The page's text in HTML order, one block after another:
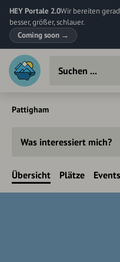
HEY Portale 2.0Wir bereiten
besser, größer, schlauer.
Coming soon →
Pattigham
Was interessiert mich?
Übersicht Plätze Events